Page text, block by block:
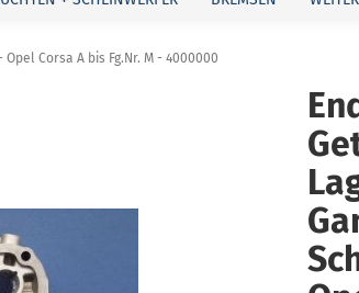
Corsa A bis Fg.Nr. M - 4000000